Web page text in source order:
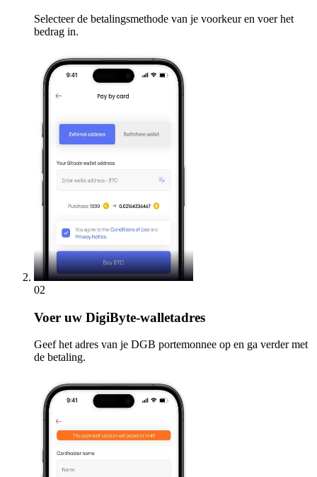
Selecteer de betalingsmethode van je voorkeur en voer het
bedrag in.
02
Voer uw DigiByte-walletadres
Geef het adres van je DGB portemonnee op en ga verder met
de betaling.